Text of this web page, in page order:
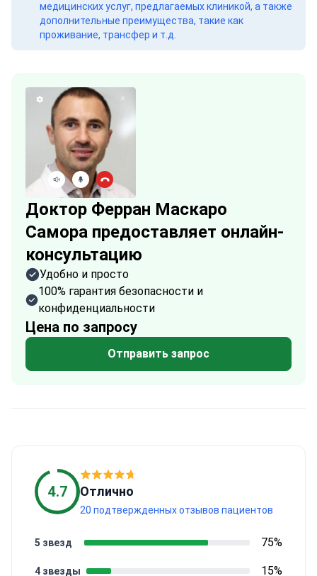
медицинских услуг, предлагаемых клиникой, а также
дополнительные преимущества, такие как
проживание, трансфер и т.д.
Доктор Ферран Маскаро
Самора предоставляет онлайн-
консультацию
Удобно и просто
100% гарантия безопасности и
конфиденциальности
Цена по запросу
Отправить запрос
4.7 Отлично
20 подтвержденных отзывов пациентов
4 звезды 15%
5 звезд 75%